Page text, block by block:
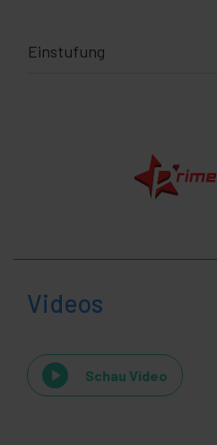
Einstufung
Videos
Schau Video